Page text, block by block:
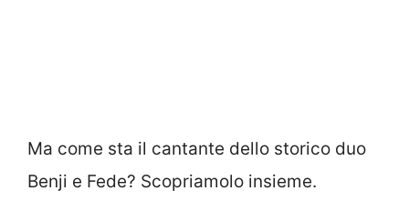
Ma come sta il cantante dello storico duo
Benji e Fede? Scopriamolo insieme.